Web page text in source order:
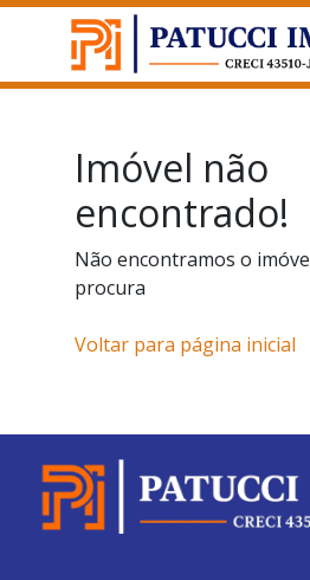
Imóvel não
encontrado!
Não encontramos o
procura
Voltar para página inicial